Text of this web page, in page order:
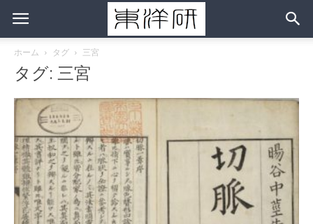
ホーム タグ 三宮
タグ: 三宮